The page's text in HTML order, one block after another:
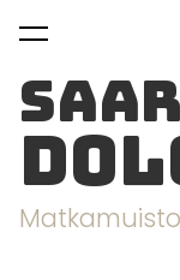
on lisätty